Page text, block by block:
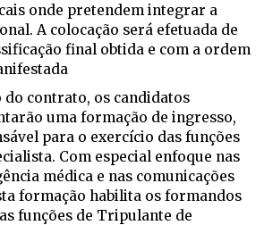
onde pretendem integrar a
A colocação será efetuada de
final obtida e com a ordem
do contrato, os candidatos
uma formação de ingresso,
para o exercício das funções
Com especial enfoque nas
médica e nas comunicações
formação habilita os formandos
funções de Tripulante de